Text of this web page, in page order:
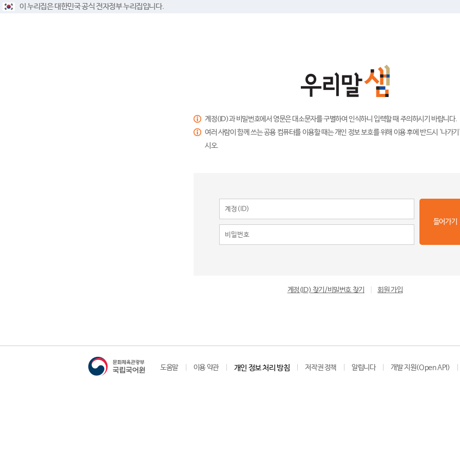
이 누리집은 대한민국 공식 전자정부 누리집입니다.
계정(ID)과 비밀번호에서 영문은 대소문자를 구별하여 인식하니 입력할 때 주의하시기 바랍니다.
여러 사람이 함께 쓰는 공용 컴퓨터를 이용할 때는 개인 정보 보호를 위해 이용 후에 반드시 '나가
시오.
들어가기
계정(ID) 찾기/비밀번호 찾기 회원 가입
도움말 이용 약관 개인 정보 처리 방침 저작권 정책 알립니다 개발 지원(Open API)